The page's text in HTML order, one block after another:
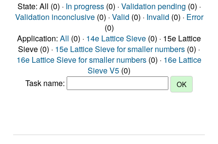
State: All (0) · In progress(0) · Validation pending (0) ·
Validation inconclusive(0) · Valid (0) · Invalid (0) · Error
(0)
Application: All (0) · 14e Lattice Sieve (0) · 15e Lattice
Sieve (0) · 15e Lattice Sieve for smaller numbers (0) ·
16e Lattice Sieve for smaller numbers (0) · 16e Lattice
Sieve V5 (0)
Task name: